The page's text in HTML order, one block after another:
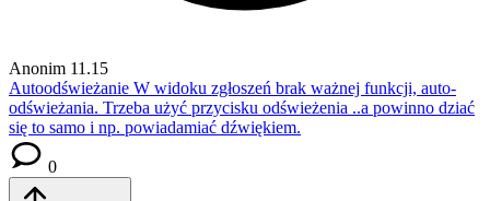
Anonim 11.15
Autoodświeżanie W widoku zgłoszeń brak ważnej funkcji, auto-
odświeżania. Trzeba użyć przycisku odświeżenia ..a powinno dziać
się to samo i np. powiadamiać dźwiękiem.
0